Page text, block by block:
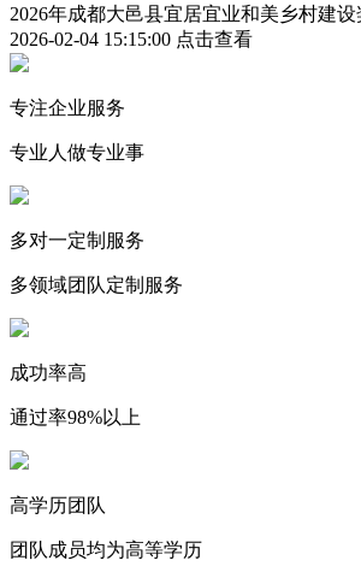
2026年成都大邑县宜居宜业和美乡村建
2026-02-04 15:15:00 点击查看
专注企业服务
专业人做专业事
多对一定制服务
多领域团队定制服务
成功率高
通过率98%以上
高学历团队
团队成员均为高等学历